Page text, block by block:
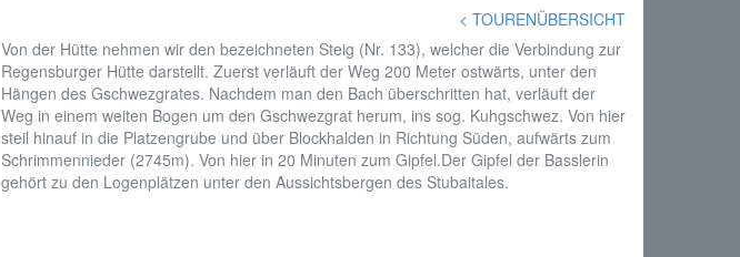
< TOURENÜBERSICHT
Von der Hütte nehmen wir den bezeichneten Steig (Nr. 133), welcher die Verbindung zur
Regensburger Hütte darstellt. Zuerst verläuft der Weg 200 Meter ostwärts, unter den
Hängen des Gschwezgrates. Nachdem man den Bach überschritten hat, verläuft der
Weg in einem weiten Bogen um den Gschwezgrat herum, ins sog. Kuhgschwez. Von hier
steil hinauf in die Platzengrube und über Blockhalden in Richtung Süden, aufwärts zum
Schrimmennieder (2745m). Von hier in 20 Minuten zum Gipfel.Der Gipfel der Basslerin
gehört zu den Logenplätzen unter den Aussichtsbergen des Stubaitales.